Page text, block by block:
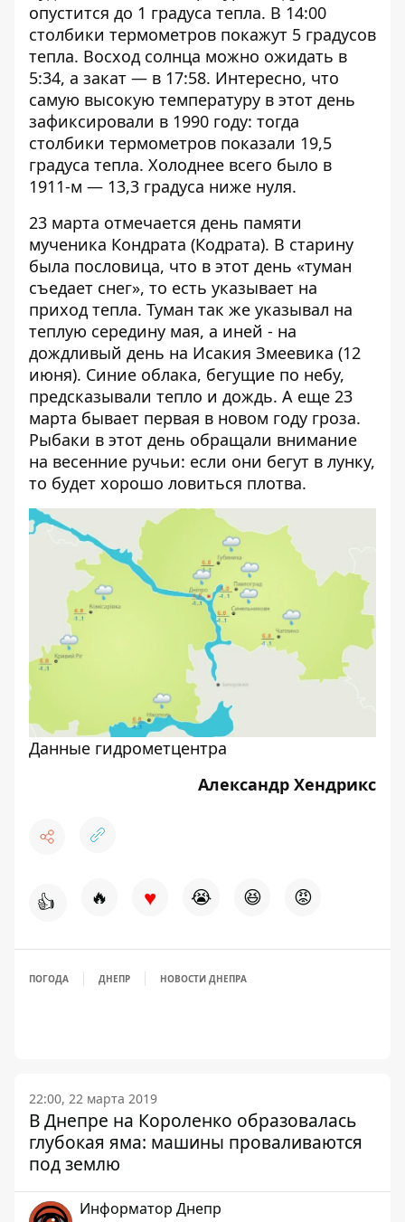
опустится до 1 градуса тепла. В 14:00
столбики термометров покажут 5 градусов
тепла. Восход солнца можно ожидать в
5:34, а закат — в 17:58. Интересно, что
самую высокую температуру в этот день
зафиксировали в 1990 году: тогда
столбики термометров показали 19,5
градуса тепла. Холоднее всего было в
1911-м — 13,3 градуса ниже нуля.
23 марта отмечается день памяти
мученика Кондрата (Кодрата). В старину
была пословица, что в этот день «туман
съедает снег», то есть указывает на
приход тепла. Туман так же указывал на
теплую середину мая, а иней - на
дождливый день на Исакия Змеевика (12
июня). Синие облака, бегущие по небу,
предсказывали тепло и дождь. А еще 23
марта бывает первая в новом году гроза.
Рыбаки в этот день обращали внимание
на весенние ручьи: если они бегут в лунку,
то будет хорошо ловиться плотва.
Данные гидрометцентра
Александр Хендрикс
👍 🔥 ♥ 😭 😆 😡
ПОГОДА ДНЕПР НОВОСТИ ДНЕПРА
22:00, 22 марта 2019
В Днепре на Короленко образовалась
глубокая яма: машины проваливаются
под землю
Информатор Днепр